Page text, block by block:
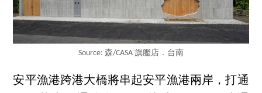
Source: 森/CASA 旗艦店．台南
安平漁港跨港大橋將串起安平漁港兩岸，打通